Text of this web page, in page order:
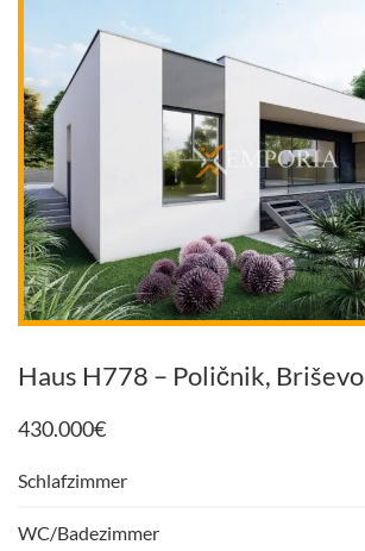
Haus H778 – Poličnik, Briševo
430.000€
Schlafzimmer
WC/Badezimmer